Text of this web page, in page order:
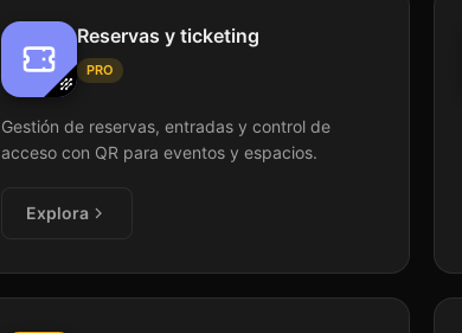
Reservas y ticketing
PRO
Gestión de reservas, entradas y control de
acceso con QR para eventos y espacios.
Explora